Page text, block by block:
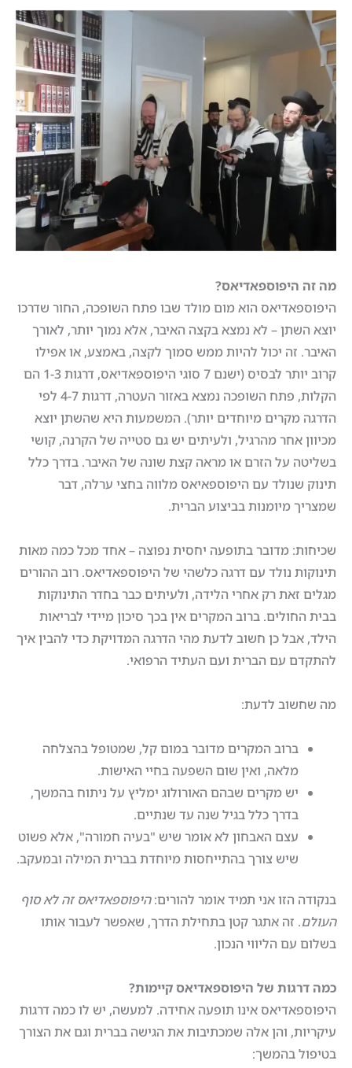
מה זה היפוספאדיאס?
היפוספאדיאס הוא מום מולד שבו פתח השופכה, החור שדרכו
יוצא השתן – לא נמצא בקצה האיבר, אלא נמוך יותר, לאורך
האיבר. זה יכול להיות ממש סמוך לקצה, באמצע, או אפילו
קרוב יותר לבסיס (ישנם 7 סוגי היפוספאדיאס, דרגות 1-3 הם
הקלות, פתח השופכה נמצא באזור העטרה, דרגות 4-7 לפי
הדרגה מקרים מיוחדים יותר). המשמעות היא שהשתן יוצא
מכיוון אחר מהרגיל, ולעיתים יש גם סטייה של הקרנה, קושי
בשליטה על הזרם או מראה קצת שונה של האיבר. בדרך כלל
תינוק שנולד עם היפוספאיאס מלווה בחצי ערלה, דבר
שמצריך מיומנות בביצוע הברית.
שכיחות: מדובר בתופעה יחסית נפוצה – אחד מכל כמה מאות
תינוקות נולד עם דרגה כלשהי של היפוספאדיאס. רוב ההורים
מגלים זאת רק אחרי הלידה, ולעיתים כבר בחדר התינוקות
בבית החולים. ברוב המקרים אין בכך סיכון מיידי לבריאות
הילד, אבל כן חשוב לדעת מהי הדרגה המדויקת כדי להבין איך
להתקדם עם הברית ועם העתיד הרפואי.
מה שחשוב לדעת:
ברוב המקרים מדובר במום קל, שמטופל בהצלחה
מלאה, ואין שום השפעה בחיי האישות.
יש מקרים שבהם האורולוג ימליץ על ניתוח בהמשך,
בדרך כלל בגיל שנה עד שנתיים.
עצם האבחון לא אומר שיש "בעיה חמורה", אלא פשוט
שיש צורך בהתייחסות מיוחדת בברית המילה ובמעקב.
בנקודה הזו אני תמיד אומר להורים:היפוספאדיאס זה לא סוף
העולם. זה אתגר קטן בתחילת הדרך, שאפשר לעבור אותו
בשלום עם הליווי הנכון.
כמה דרגות של היפוספאדיאס קיימות?
היפוספאדיאס אינו תופעה אחידה. למעשה, יש לו כמה דרגות
עיקריות, והן אלה שמכתיבות את הגישה בברית וגם את הצורך
בטיפול בהמשך: